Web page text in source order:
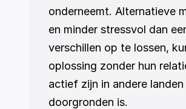
onderneemt. Alternatieve
en minder stressvol dan
verschillen op te lossen,
oplossing zonder hun
actief zijn in andere
doorgronden is.